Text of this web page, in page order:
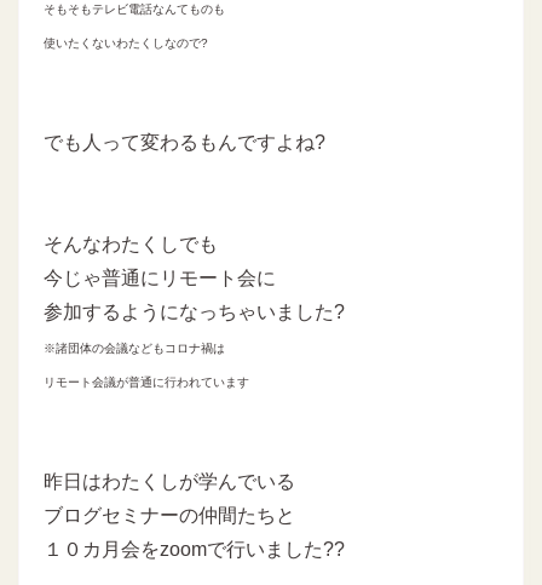
そもそもテレビ電話なんてものも
使いたくないわたくしなので?
でも人って変わるもんですよね?
そんなわたくしでも
今じゃ普通にリモート会に
参加するようになっちゃいました?
※諸団体の会議などもコロナ禍は
リモート会議が普通に行われています
昨日はわたくしが学んでいる
ブログセミナーの仲間たちと
１０カ月会をzoomで行いました??